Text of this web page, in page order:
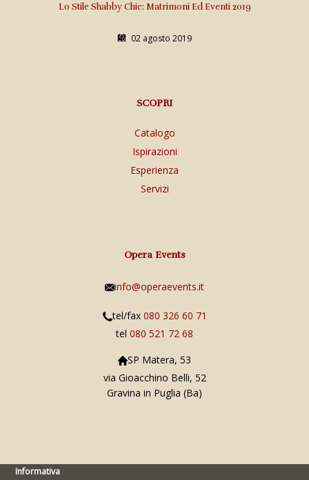
Lo Stile Shabby Chic: Matrimoni Ed Eventi 2019
02 agosto 2019
SCOPRI
Catalogo
Ispirazioni
Esperienza
Servizi
Opera Events
info@operaevents.it
tel/fax 080 326 60 71
tel 080 521 72 68
SP Matera, 53
via Gioacchino Belli, 52
Gravina in Puglia (Ba)
Informativa